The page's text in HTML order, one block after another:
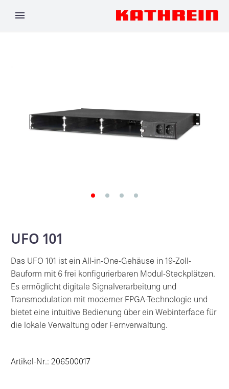
UFO 101
Das UFO 101 ist ein All-in-One-Gehäuse in 19-Zoll-
Bauform mit 6 frei konfigurierbaren Modul-Steckplätzen.
Es ermöglicht digitale Signalverarbeitung und
Transmodulation mit moderner FPGA-Technologie und
bietet eine intuitive Bedienung über ein Webinterface für
die lokale Verwaltung oder Fernverwaltung.
Artikel-Nr.: 206500017